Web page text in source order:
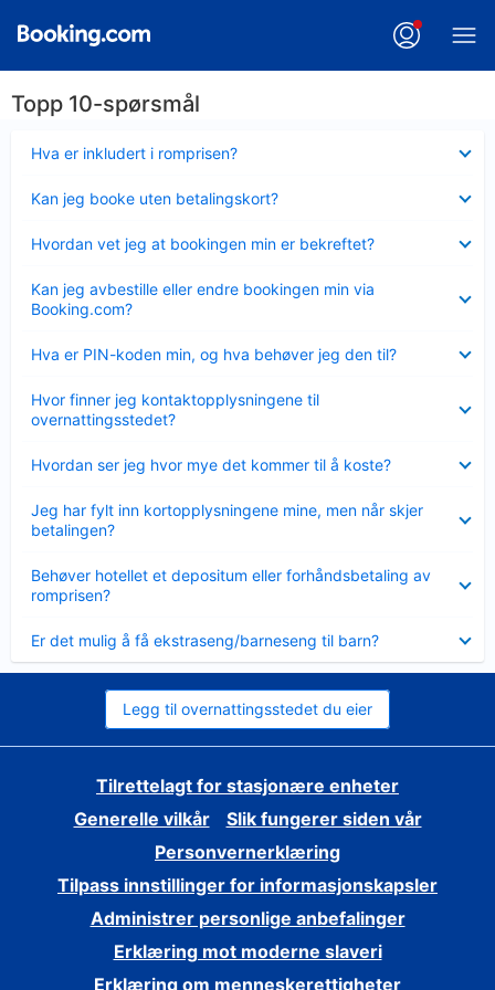
Topp 10-spørsmål
Hva er inkludert i romprisen?
mindre
Kan jeg booke uten betalingskort?
mindre
Hvordan vet jeg at bookingen min er bekreftet?
mindre
Kan jeg avbestille eller endre bookingen min via
Booking.com?
mindre
Hva er PIN-koden min, og hva behøver jeg den til?
mindre
Hvor finner jeg kontaktopplysningene til
overnattingsstedet?
mindre
Hvordan ser jeg hvor mye det kommer til å koste?
mindre
Jeg har fylt inn kortopplysningene mine, men når skjer
betalingen?
mindre
Behøver hotellet et depositum eller forhåndsbetaling av
romprisen?
mindre
Er det mulig å få ekstraseng/barneseng til barn?
mindre
Legg til overnattingsstedet du eier
Tilrettelagt for stasjonære enheter
Generelle vilkår
Slik fungerer siden vår
Personvernerklæring
Tilpass innstillinger for informasjonskapsler
Administrer personlige anbefalinger
Erklæring mot moderne slaveri
Erklæring om menneskerettigheter